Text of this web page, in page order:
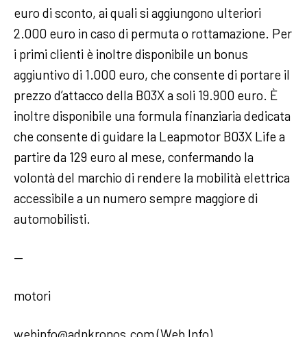
euro di sconto, ai quali si aggiungono ulteriori
2.000 euro in caso di permuta o rottamazione. Per
i primi clienti è inoltre disponibile un bonus
aggiuntivo di 1.000 euro, che consente di portare il
prezzo d’attacco della B03X a soli 19.900 euro. È
inoltre disponibile una formula finanziaria dedicata
che consente di guidare la Leapmotor B03X Life a
partire da 129 euro al mese, confermando la
volontà del marchio di rendere la mobilità elettrica
accessibile a un numero sempre maggiore di
automobilisti.
—
motori